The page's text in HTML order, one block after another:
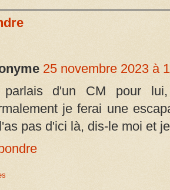
25 novembre 2023 à
parlais d'un CM pour
je ferai une
pas d'ici là, dis-le moi et